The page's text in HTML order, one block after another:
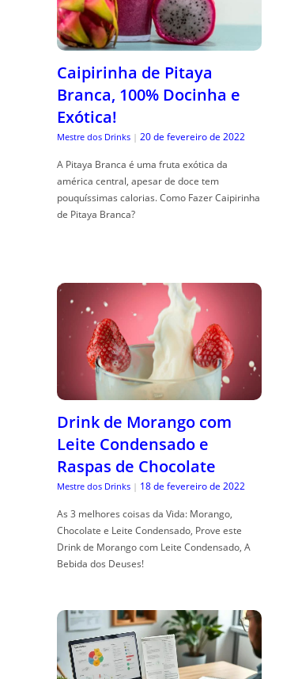
Caipirinha de Pitaya
Branca, 100% Docinha e
Exótica!
Mestre dos Drinks | 20 de fevereiro de 2022
A Pitaya Branca é uma fruta exótica da
américa central, apesar de doce tem
pouquíssimas calorias. Como Fazer Caipirinha
de Pitaya Branca?
Drink de Morango com
Leite Condensado e
Raspas de Chocolate
Mestre dos Drinks | 18 de fevereiro de 2022
As 3 melhores coisas da Vida: Morango,
Chocolate e Leite Condensado, Prove este
Drink de Morango com Leite Condensado, A
Bebida dos Deuses!